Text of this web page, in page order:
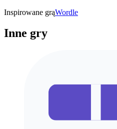
Inspirowane grąWordle
Inne gry